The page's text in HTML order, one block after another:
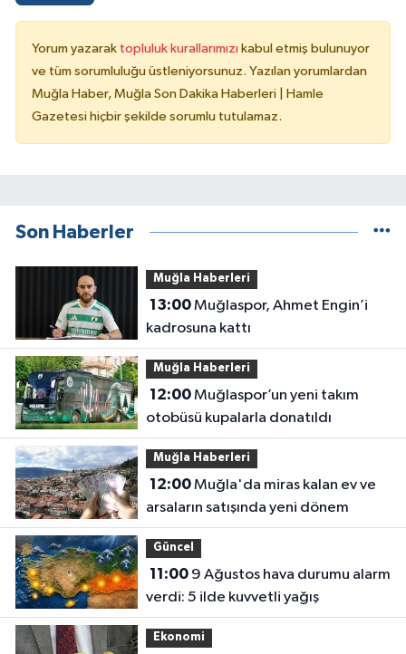
Yorum yazarak topluluk kurallarımızı kabul etmiş bulunuyor
ve tüm sorumluluğu üstleniyorsunuz. Yazılan yorumlardan
Muğla Haber, Muğla Son Dakika Haberleri | Hamle
Gazetesi hiçbir şekilde sorumlu tutulamaz.
Son Haberler
Muğla Haberleri
13:00Muğlaspor, Ahmet Engin’i
kadrosuna kattı
Muğla Haberleri
12:00Muğlaspor’un yeni takım
otobüsü kupalarla donatıldı
Muğla Haberleri
12:00Muğla'da miras kalan ev ve
arsaların satışında yeni dönem
Güncel
11:009 Ağustos hava durumu alarm
verdi: 5 ilde kuvvetli yağış
Ekonomi